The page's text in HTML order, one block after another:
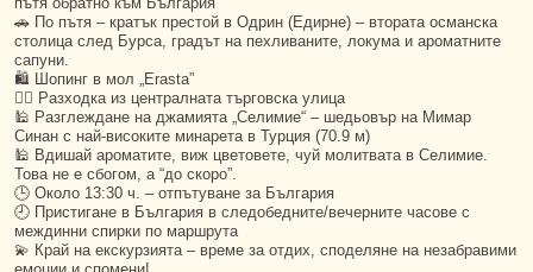
🚗 По пътя – кратък престой в Одрин (Едирне) – втората османска
столица след Бурса, градът на пехливаните, локума и ароматните
сапуни.
🛍 Шопинг в мол „Erasta”
🚶‍♂️ Разходка из централната търговска улица
🕌 Разглеждане на джамията „Селимие“ – шедьовър на Мимар
Синан с най-високите минарета в Турция (70.9 м)
🕌 Вдишай ароматите, виж цветовете, чуй молитвата в Селимие.
Това не е сбогом, а “до скоро”.
🕒 Около 13:30 ч. – отпътуване за България
🕘 Пристигане в България в следобедните/вечерните часове с
междинни спирки по маршрута
💫 Край на екскурзията – време за отдих, споделяне на незабравими